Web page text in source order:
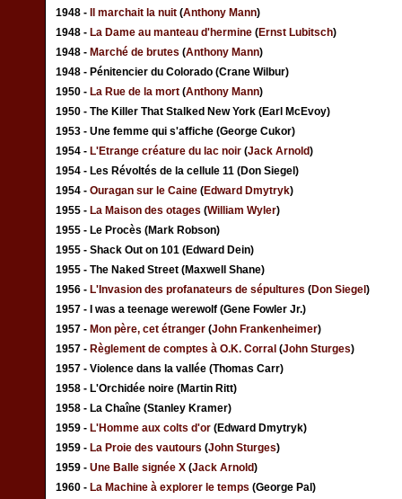
1948 - Il marchait la nuit (Anthony Mann)
1948 - La Dame au manteau d'hermine (Ernst Lubitsch)
1948 - Marché de brutes (Anthony Mann)
1948 - Pénitencier du Colorado (Crane Wilbur)
1950 - La Rue de la mort (Anthony Mann)
1950 - The Killer That Stalked New York (Earl McEvoy)
1953 - Une femme qui s'affiche (George Cukor)
1954 - L'Etrange créature du lac noir (Jack Arnold)
1954 - Les Révoltés de la cellule 11 (Don Siegel)
1954 - Ouragan sur le Caine (Edward Dmytryk)
1955 - La Maison des otages (William Wyler)
1955 - Le Procès (Mark Robson)
1955 - Shack Out on 101 (Edward Dein)
1955 - The Naked Street (Maxwell Shane)
1956 - L'Invasion des profanateurs de sépultures (Don Siegel)
1957 - I was a teenage werewolf (Gene Fowler Jr.)
1957 - Mon père, cet étranger (John Frankenheimer)
1957 - Règlement de comptes à O.K. Corral (John Sturges)
1957 - Violence dans la vallée (Thomas Carr)
1958 - L'Orchidée noire (Martin Ritt)
1958 - La Chaîne (Stanley Kramer)
1959 - L'Homme aux colts d'or (Edward Dmytryk)
1959 - La Proie des vautours (John Sturges)
1959 - Une Balle signée X (Jack Arnold)
1960 - La Machine à explorer le temps (George Pal)